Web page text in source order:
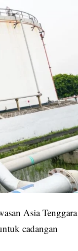
Asia Tenggara
cadangan